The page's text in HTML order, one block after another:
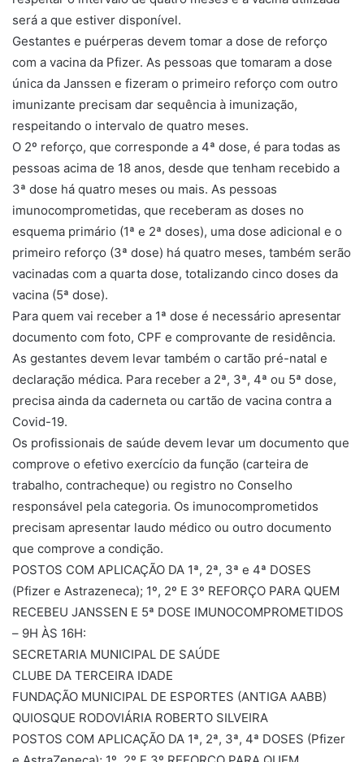
será a que estiver disponível.
Gestantes e puérperas devem tomar a dose de reforço
com a vacina da Pfizer. As pessoas que tomaram a dose
única da Janssen e fizeram o primeiro reforço com outro
imunizante precisam dar sequência à imunização,
respeitando o intervalo de quatro meses.
O 2º reforço, que corresponde a 4ª dose, é para todas as
pessoas acima de 18 anos, desde que tenham recebido a
3ª dose há quatro meses ou mais. As pessoas
imunocomprometidas, que receberam as doses no
esquema primário (1ª e 2ª doses), uma dose adicional e o
primeiro reforço (3ª dose) há quatro meses, também serão
vacinadas com a quarta dose, totalizando cinco doses da
vacina (5ª dose).
Para quem vai receber a 1ª dose é necessário apresentar
documento com foto, CPF e comprovante de residência.
As gestantes devem levar também o cartão pré-natal e
declaração médica. Para receber a 2ª, 3ª, 4ª ou 5ª dose,
precisa ainda da caderneta ou cartão de vacina contra a
Covid-19.
Os profissionais de saúde devem levar um documento que
comprove o efetivo exercício da função (carteira de
trabalho, contracheque) ou registro no Conselho
responsável pela categoria. Os imunocomprometidos
precisam apresentar laudo médico ou outro documento
que comprove a condição.
POSTOS COM APLICAÇÃO DA 1ª, 2ª, 3ª e 4ª DOSES
(Pfizer e Astrazeneca); 1º, 2º E 3º REFORÇO PARA QUEM
RECEBEU JANSSEN E 5ª DOSE IMUNOCOMPROMETIDOS
– 9H ÀS 16H:
SECRETARIA MUNICIPAL DE SAÚDE
CLUBE DA TERCEIRA IDADE
FUNDAÇÃO MUNICIPAL DE ESPORTES (ANTIGA AABB)
QUIOSQUE RODOVIÁRIA ROBERTO SILVEIRA
POSTOS COM APLICAÇÃO DA 1ª, 2ª, 3ª, 4ª DOSES (Pfizer